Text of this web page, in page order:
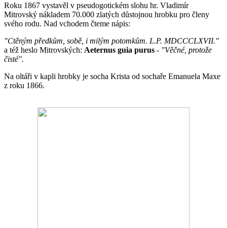
Roku 1867 vystavěl v pseudogotickém slohu hr. Vladimír
Mitrovský nákladem 70.000 zlatých důstojnou hrobku pro členy
svého rodu. Nad vchodem čteme nápis:
"Ctěným předkům, sobě, i milým potomkům. L.P. MDCCCLXVII."
a též heslo Mitrovských: Aeternus guia purus - "Věčné, protože
čisté".
Na oltáři v kapli hrobky je socha Krista od sochaře Emanuela Maxe
z roku 1866.